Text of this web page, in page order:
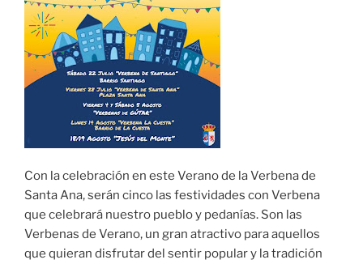
Con la celebración en este Verano de la Verbena de
Santa Ana, serán cinco las festividades con Verbena
que celebrará nuestro pueblo y pedanías. Son las
Verbenas de Verano, un gran atractivo para aquellos
que quieran disfrutar del sentir popular y la tradición